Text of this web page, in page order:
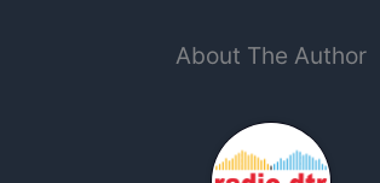
About The Author